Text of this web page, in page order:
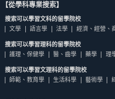
【從學科專業搜索】
搜索可以學習文科的留學院校
文學
語言學 法學 經濟、經營、
搜索可以學習理科的留學院校
護理、保健學
醫、齒學 藥學 理
搜索可以學習文理科的留學院校
師範、教育學
生活科學 藝術學